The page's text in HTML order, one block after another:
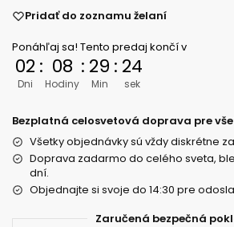
Pridať do zoznamu želaní
Ponáhľaj sa! Tento predaj končí v
02
Dni
: 08
Hodiny
: 29
Min
: 24
sek
Bezplatná celosvetová doprava pre
Všetky objednávky sú vždy diskrétne
Doprava zadarmo do celého sveta,
dní.
Objednajte si svoje do 14:30 pre
Zaručená bezpečná